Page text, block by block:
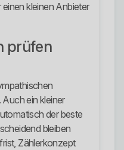
kleinen Anbieter
prüfen
Auch ein kleiner
der beste
bleiben
Zählerkonzept